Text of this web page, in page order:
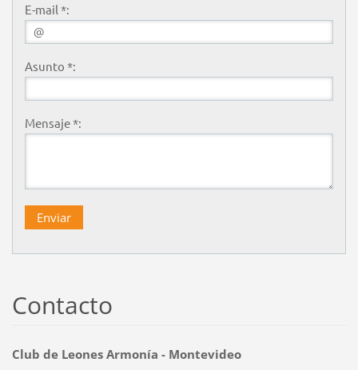
E-mail *:
Asunto *:
Mensaje *:
Contacto
Club de Leones Armonía - Montevideo